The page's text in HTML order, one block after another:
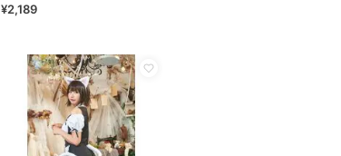
¥2,189